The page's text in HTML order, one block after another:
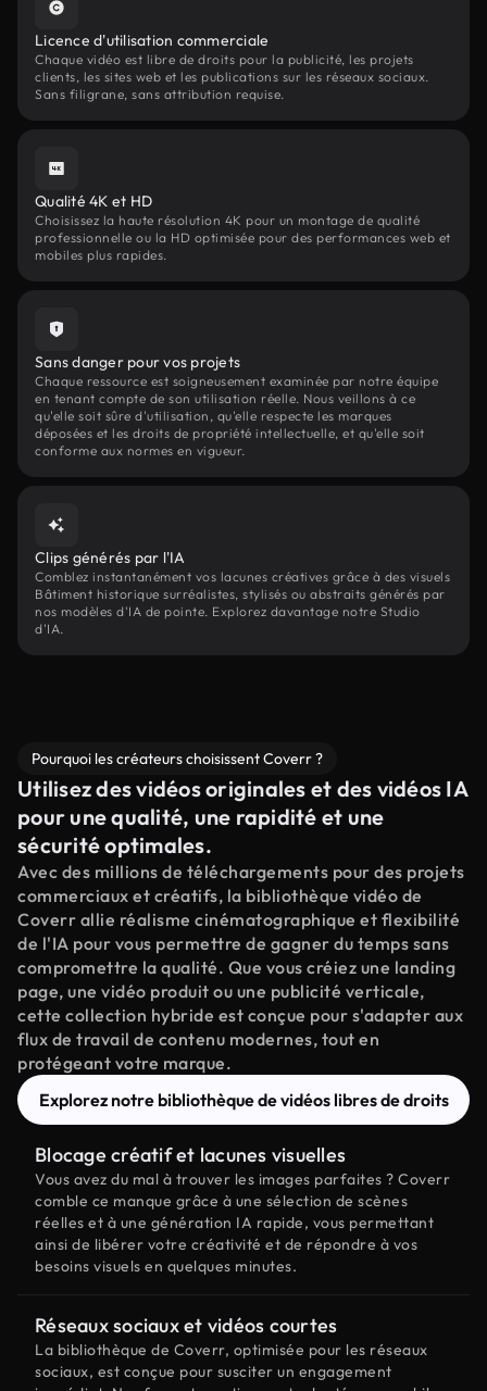
Licence d'utilisation commerciale
Chaque vidéo est libre de droits pour la publicité, les projets
clients, les sites web et les publications sur les réseaux sociaux.
Sans filigrane, sans attribution requise.
Qualité 4K et HD
Choisissez la haute résolution 4K pour un montage de qualité
professionnelle ou la HD optimisée pour des performances web et
mobiles plus rapides.
Sans danger pour vos projets
Chaque ressource est soigneusement examinée par notre équipe
en tenant compte de son utilisation réelle. Nous veillons à ce
qu'elle soit sûre d'utilisation, qu'elle respecte les marques
déposées et les droits de propriété intellectuelle, et qu'elle soit
conforme aux normes en vigueur.
Clips générés par l'IA
Comblez instantanément vos lacunes créatives grâce à des visuels
Bâtiment historique surréalistes, stylisés ou abstraits générés par
nos modèles d'IA de pointe. Explorez davantage notre Studio
d'IA.
Pourquoi les créateurs choisissent Coverr ?
Utilisez des vidéos originales et des vidéos IA
pour une qualité, une rapidité et une
sécurité optimales.
Avec des millions de téléchargements pour des projets
commerciaux et créatifs, la bibliothèque vidéo de
Coverr allie réalisme cinématographique et flexibilité
de l'IA pour vous permettre de gagner du temps sans
compromettre la qualité. Que vous créiez une landing
page, une vidéo produit ou une publicité verticale,
cette collection hybride est conçue pour s'adapter aux
flux de travail de contenu modernes, tout en
protégeant votre marque.
Explorez notre bibliothèque de vidéos libres de droits
Blocage créatif et lacunes visuelles
Vous avez du mal à trouver les images parfaites ? Coverr
comble ce manque grâce à une sélection de scènes
réelles et à une génération IA rapide, vous permettant
ainsi de libérer votre créativité et de répondre à vos
besoins visuels en quelques minutes.
Réseaux sociaux et vidéos courtes
La bibliothèque de Coverr, optimisée pour les réseaux
sociaux, est conçue pour susciter un engagement